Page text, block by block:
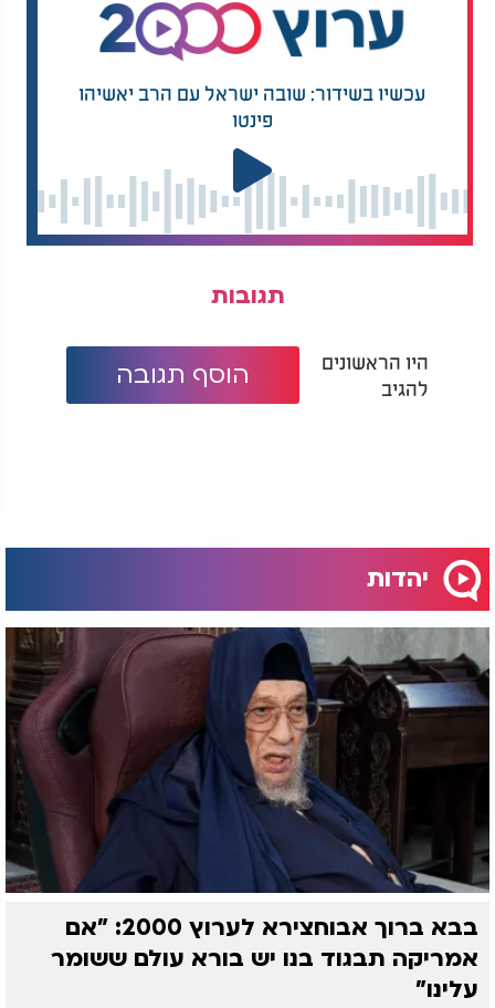
לצדיק ולמפעליו, זוכה שהצדיק יפעל עבורו בשמים
וימליץ עליו טוב. ביום כיפורהקרוב, כאשר תעמדו
בתפילה לפני מלך מלכי המלכים, דעו כי יש לכם סנגור
גדול בשמים, בזכות החיבור שלכם לערוץ 2000.
אל תחמיצו את ההזדמנות היקרה הזו. חזקו את עצמכם
ואת משפחתכם בקשר אמיץ עם צדיק האמת, ותזכו
בעזרת השם לשנה טובה ומתוקה, שנת גאולה וישועה.
עכשיו בשידור: שובה ישראל עם הרב יאשיהו
פינטו
תגובות
היו הראשונים
להגיב
הוסף תגובה
יהדות
בבא ברוך אבוחצירא לערוץ 2000: "אם
אמריקה תבגוד בנו יש בורא עולם ששומר
עלינו"